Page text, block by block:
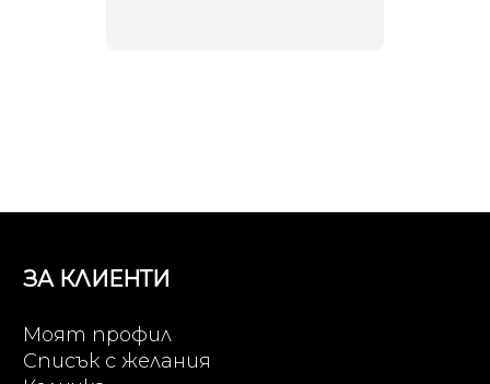
ЗА КЛИЕНТИ
Моят профил
Списък с желания